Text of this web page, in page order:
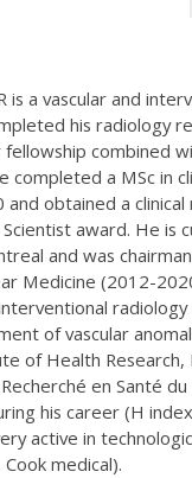
is a vascular and
his radiology
combined
completed a MSc in
obtained a
award. He is
and was
Medicine (2012-
of vascular
of Health Research,
en Santé
his career (H
active in
medical).